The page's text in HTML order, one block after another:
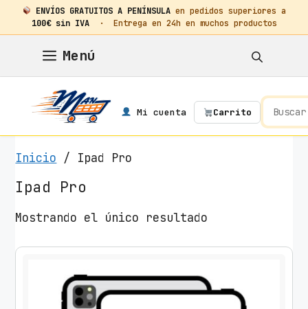
ENVÍOS GRATUITOS A PENÍNSULA en pedidos superiores a
100€ sin IVA· Entrega en 24h en muchos productos
contenido
Menú
Mi cuenta Carrito
Inicio / Ipad Pro
Ipad Pro
Mostrando el único resultado